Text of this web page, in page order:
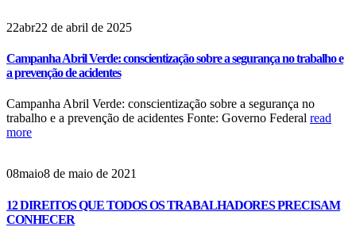
22abr22 de abril de 2025
Campanha Abril Verde: conscientização sobre a segurança no trabalho e
a prevenção de acidentes
Campanha Abril Verde: conscientização sobre a segurança no
trabalho e a prevenção de acidentes Fonte: Governo Federal read
more
08maio8 de maio de 2021
12 DIREITOS QUE TODOS OS TRABALHADORES PRECISAM
CONHECER